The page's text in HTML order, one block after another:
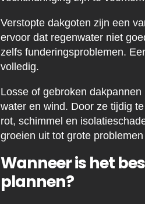
Verstopte dakgoten zijn een
ervoor dat regenwater niet
zelfs funderingsproblemen.
volledig.
Losse of gebroken
water en wind. Door ze tijdig
rot, schimmel en
groeien uit tot grote
Wanneer is het
plannen?